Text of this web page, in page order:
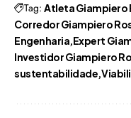
Tag: Atleta Giampiero
Corredor Giampiero
Engenharia Expert
Investidor Giampiero
sustentabilidade